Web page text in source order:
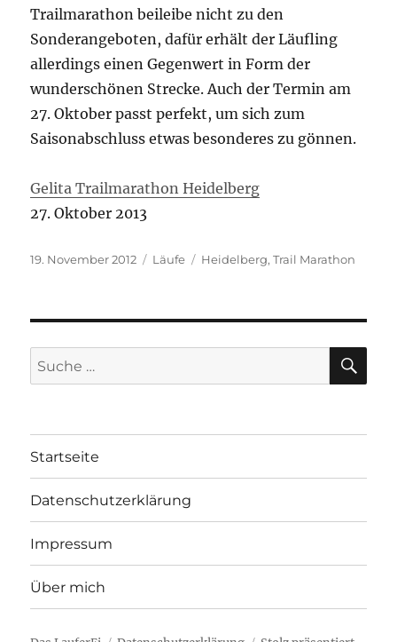
Trailmarathon beileibe nicht zu den
Sonderangeboten, dafür erhält der Läufling
allerdings einen Gegenwert in Form der
wunderschönen Strecke. Auch der Termin am
27. Oktober passt perfekt, um sich zum
Saisonabschluss etwas besonderes zu gönnen.
Gelita Trailmarathon Heidelberg
27. Oktober 2013
Veröffentlicht
19. November 2012 Kategorien
Läufe Schlagwörter
Heidelberg,Trail Marathon
Suche
nach:
Startseite
Datenschutzerklärung
Impressum
Über mich